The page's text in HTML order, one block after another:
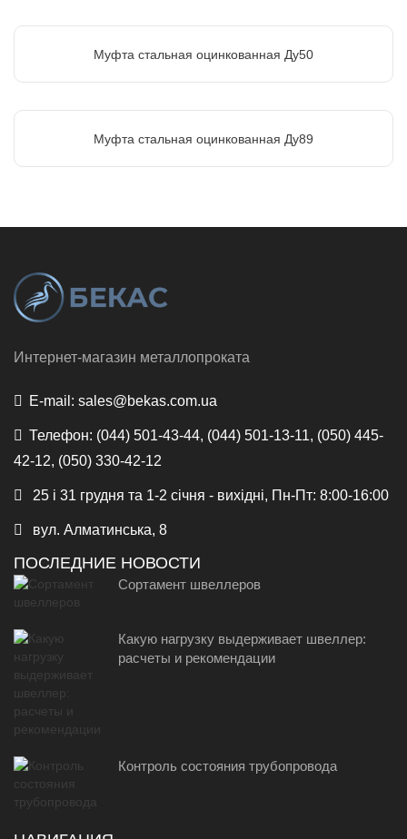
Муфта стальная оцинкованная Ду50
Муфта стальная оцинкованная Ду89
Интернет-магазин металлопроката
E-mail: sales@bekas.com.ua
Телефон: (044) 501-43-44, (044) 501-13-11, (050) 445-
42-12, (050) 330-42-12
25 і 31 грудня та 1-2 січня - вихідні, Пн-Пт: 8:00-16:00
вул. Алматинська, 8
ПОСЛЕДНИЕ НОВОСТИ
Сортамент швеллеров
Какую нагрузку выдерживает швеллер:
расчеты и рекомендации
Контроль состояния трубопровода